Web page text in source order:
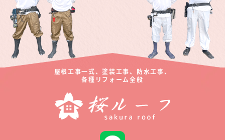
屋根工事一式、塗装工事、防水工事、
各種リフォーム全般